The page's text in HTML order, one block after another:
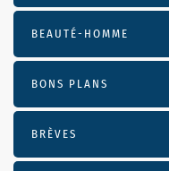
BEAUTÉ-HOMME
BONS PLANS
BRÈVES